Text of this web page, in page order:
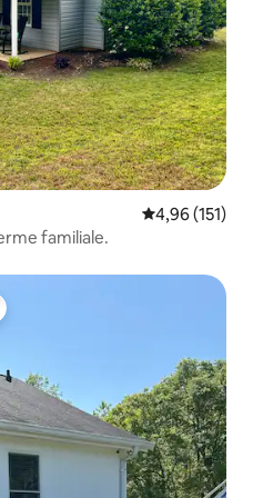
Évaluation
4,96 (151)
familiale.
appréciés